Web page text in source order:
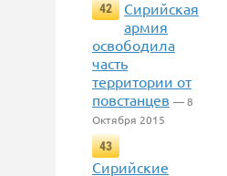
42
Сирийская
армия
освободила
часть
территории от
повстанцев — 8
Октября 2015
43
Сирийские